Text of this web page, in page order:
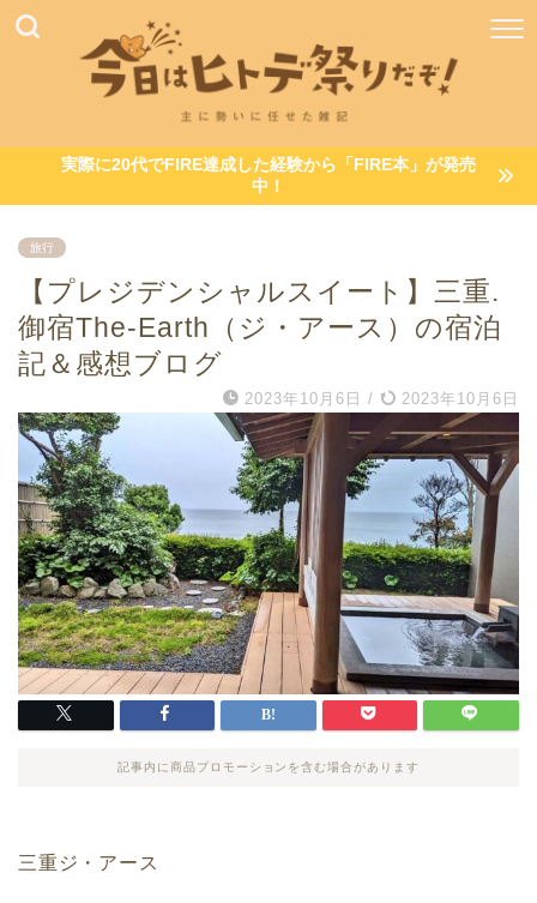
実際に20代でFIRE達成した経験から「FIRE本」が発売
中！
旅行
【プレジデンシャルスイート】三重.
御宿The-Earth（ジ・アース）の宿泊
記＆感想ブログ
2023年10月6日 / 2023年10月6日
記事内に商品プロモーションを含む場合があります
三重ジ・アース